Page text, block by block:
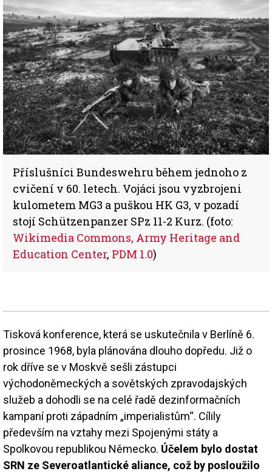
Příslušníci Bundeswehru během jednoho z
cvičení v 60. letech. Vojáci jsou vyzbrojeni
kulometem MG3 a puškou HK G3, v pozadí
stojí Schützenpanzer SPz 11-2 Kurz. (foto:
Wikimedia Commons, Army Heritage and
Education Center, PDM 1.0)
Tisková konference, která se uskutečnila v Berlíně 6.
prosince 1968, byla plánována dlouho dopředu. Již o
rok dříve se v Moskvě sešli zástupci
východoněmeckých a sovětských zpravodajských
služeb a dohodli se na celé řadě dezinformačních
kampaní proti západním „imperialistům“. Cílily
především na vztahy mezi Spojenými státy a
Spolkovou republikou Německo. Účelem bylo dostat
SRN ze Severoatlantické aliance, což by posloužilo